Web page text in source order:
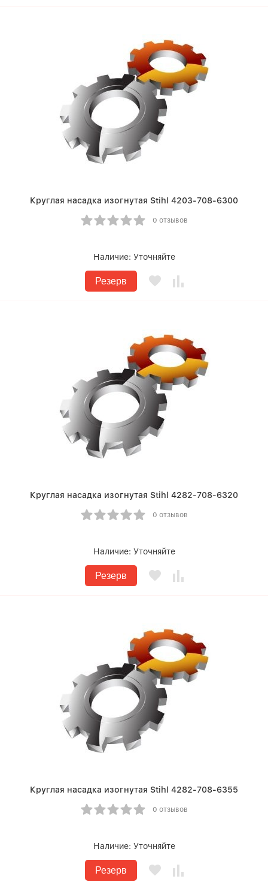
Круглая насадка изогнутая Stihl 4203-708-6300
0 отзывов
Наличие: Уточняйте
Резерв
Круглая насадка изогнутая Stihl 4282-708-6320
0 отзывов
Наличие: Уточняйте
Резерв
Круглая насадка изогнутая Stihl 4282-708-6355
0 отзывов
Наличие: Уточняйте
Резерв